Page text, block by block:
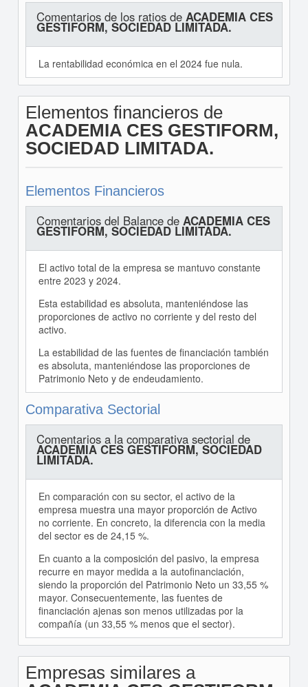
Comentarios de los ratios de ACADEMIA CES
GESTIFORM, SOCIEDAD LIMITADA.
La rentabilidad económica en el 2024 fue nula.
Elementos financieros de
ACADEMIA CES GESTIFORM,
SOCIEDAD LIMITADA.
Elementos Financieros
Comentarios del Balance de ACADEMIA CES
GESTIFORM, SOCIEDAD LIMITADA.
El activo total de la empresa se mantuvo constante
entre 2023 y 2024.
Esta estabilidad es absoluta, manteniéndose las
proporciones de activo no corriente y del resto del
activo.
La estabilidad de las fuentes de financiación también
es absoluta, manteniéndose las proporciones de
Patrimonio Neto y de endeudamiento.
Comparativa Sectorial
Comentarios a la comparativa sectorial de
ACADEMIA CES GESTIFORM, SOCIEDAD
LIMITADA.
En comparación con su sector, el activo de la
empresa muestra una mayor proporción de Activo
no corriente. En concreto, la diferencia con la media
del sector es de 24,15 %.
En cuanto a la composición del pasivo, la empresa
recurre en mayor medida a la autofinanciación,
siendo la proporción del Patrimonio Neto un 33,55 %
mayor. Consecuentemente, las fuentes de
financiación ajenas son menos utilizadas por la
compañía (un 33,55 % menos que el sector).
Empresas similares a